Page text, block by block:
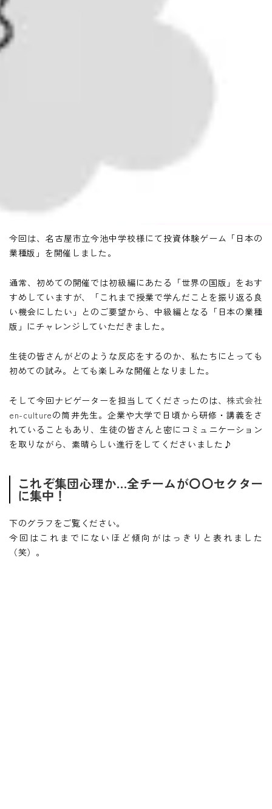
今回は、名古屋市立今池中学校様にて投資体験ゲーム「日本の
業種版」を開催しました。
通常、初めての開催では初級編にあたる「世界の国版」をおす
すめしていますが、「これまで授業で学んだことを振り返る良
い機会にしたい」とのご要望から、中級編となる「日本の業種
版」にチャレンジしていただきました。
生徒の皆さんがどのような反応をするのか、私たちにとっても
初めての試み。とても楽しみな開催となりました。
そして今回ナビゲーターを担当してくださったのは、株式会社
en-cultureの筒井先生。企業や大学で日頃から研修・講義をさ
れていることもあり、生徒の皆さんと密にコミュニケーション
を取りながら、素晴らしい進行をしてくださいました♪
これぞ集団心理か…全チームが〇〇セクター
に集中！
下のグラフをご覧ください。
今回はこれまでにないほど傾向がはっきりと表れました
（笑）。